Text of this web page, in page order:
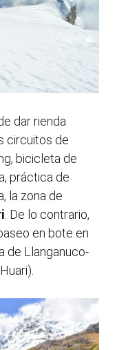
dar rienda
circuitos de
bicicleta de
práctica de
la zona de
. De lo contrario,
en bote en
de Llanganuco-